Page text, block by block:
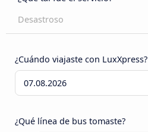
Desastroso
¿Cuándo viajaste con LuxXpress?
¿Qué línea de bus tomaste?